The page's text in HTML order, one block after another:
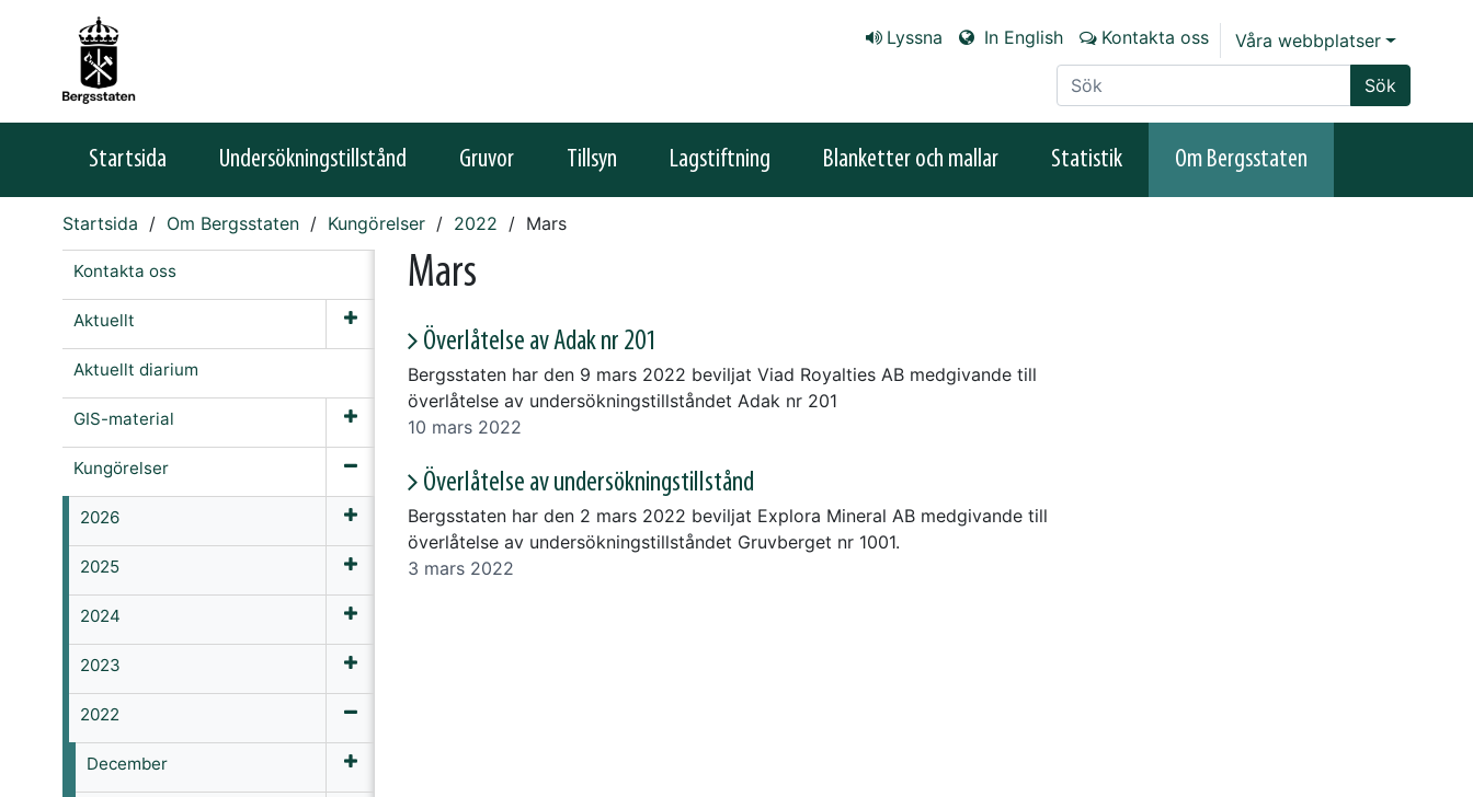
Lyssna In English Kontakta oss
Våra webbplatser
Sök på sajten
Sök
Startsida Undersökningstillstånd Gruvor Tillsyn Lagstiftning Blanketter och mallar Statistik Om Bergsstaten
Startsida Om Bergsstaten Kungörelser 2022 Mars
Kontakta oss
Aktuellt
Aktuellt diarium
GIS-material
Kungörelser
2026
2025
2024
2023
2022
December
Mars
Överlåtelse av Adak nr 201
Bergsstaten har den 9 mars 2022 beviljat Viad Royalties AB medgivande till
överlåtelse av undersökningstillståndet Adak nr 201
10 mars 2022
Överlåtelse av undersökningstillstånd
Bergsstaten har den 2 mars 2022 beviljat Explora Mineral AB medgivande till
överlåtelse av undersökningstillståndet Gruvberget nr 1001.
3 mars 2022